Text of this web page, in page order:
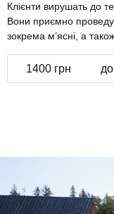
Клієнти вирушать до
Вони приємно
зокрема м’ясні, а
1400 грн